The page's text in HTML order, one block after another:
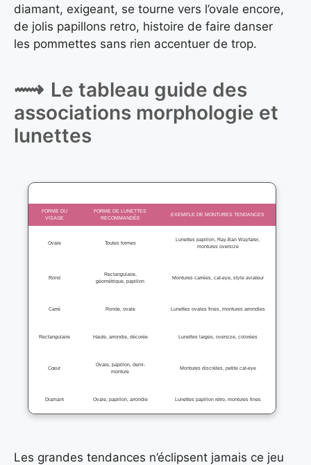
diamant, exigeant, se tourne vers l’ovale encore,
de jolis papillons retro, histoire de faire danser
les pommettes sans rien accentuer de trop.
Le tableau guide des
associations morphologie et
lunettes
FORME DU
VISAGE
FORME DE LUNETTES
RECOMMANDÉE
EXEMPLE DE MONTURES TENDANCES
Ovale Toutes formes
Lunettes papillon, Ray-Ban Wayfarer,
montures oversize
Rond
Rectangulaire,
géométrique, papillon
Montures carrées, cat-eye, style aviateur
Carré Ronde, ovale Lunettes ovales fines, montures arrondies
Rectangulaire Haute, arrondie, décorée Lunettes larges, oversize, colorées
Cœur
Ovale, papillon, demi-
monture
Montures discrètes, petite cat-eye
Diamant Ovale, papillon, arrondie Lunettes papillon rétro, montures fines
Les grandes tendances n’éclipsent jamais ce jeu